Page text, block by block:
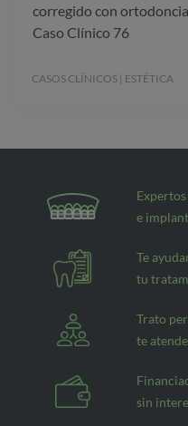
corregido con
Caso Clínico 76
CASOS CLÍNICOS | ESTÉTICA
e
Te
tu
Trato
te
sin